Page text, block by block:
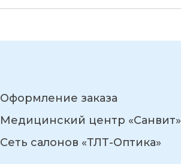
Оформление заказа
Медицинский центр «Санвит»
Сеть салонов «ТЛТ-Оптика»